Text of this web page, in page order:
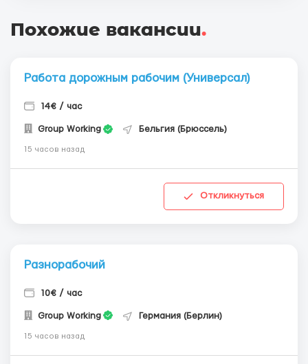
Похожие вакансии.
Работа дорожным рабочим (Универсал)
14€ / час
Group Working Бельгия (Брюссель)
15 часов назад
Откликнуться
Разнорабочий
10€ / час
Group Working Германия (Берлин)
15 часов назад